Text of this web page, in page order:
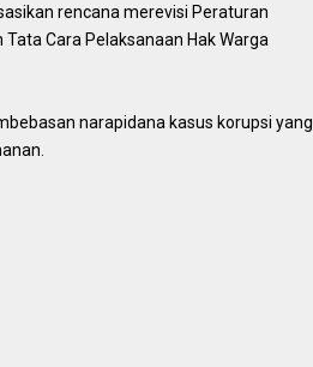
rencana merevisi Peraturan
Cara Pelaksanaan Hak Warga
narapidana kasus korupsi yang